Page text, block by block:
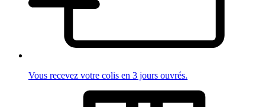
Vous recevez votre colis en 3 jours ouvrés.